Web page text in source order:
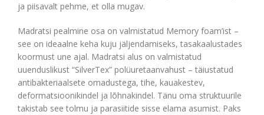
ja piisavalt pehme, et olla mugav.
Madratsi pealmine osa on valmistatud Memory foam’ist –
see on ideaalne keha kuju jäljendamiseks, tasakaalustades
koormust une ajal. Madratsi alus on valmistatud
uuenduslikust “SilverTex” polüuretaanvahust – täiustatud
antibakteriaalsete omadustega, tihe, kauakestev,
deformatsioonikindel ja lõhnakindel. Tänu oma struktuurile
takistab see tolmu ja parasiitide sisse elama asumist. Paks